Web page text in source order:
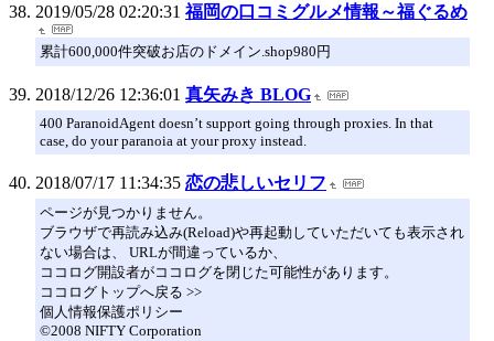
2019/05/28 02:20:31 福岡の口コミグルメ情報～福ぐるめ
累計600,000件突破お店のドメイン.shop980円
2018/12/26 12:36:01 真矢みき BLOG
400 ParanoidAgent doesn’t support going through proxies. In that
case, do your paranoia at your proxy instead.
2018/07/17 11:34:35 恋の悲しいセリフ
ページが見つかりません。
ブラウザで再読み込み(Reload)や再起動していただいても表示され
ない場合は、 URLが間違っているか、
ココログ開設者がココログを閉じた可能性があります。
ココログトップへ戻る >>
個人情報保護ポリシー
©2008 NIFTY Corporation